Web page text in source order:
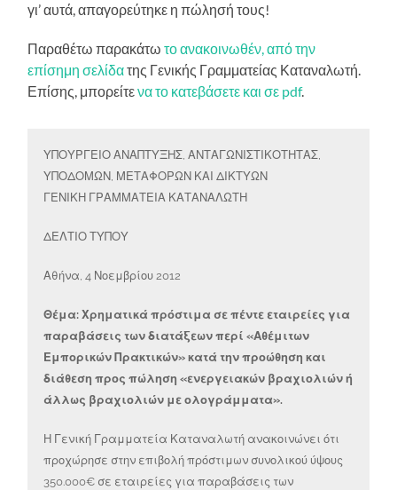
γι’ αυτά, απαγορεύτηκε η πώλησή τους!
Παραθέτω παρακάτωτο ανακοινωθέν, από την
επίσημη σελίδατης Γενικής Γραμματείας Καταναλωτή.
Επίσης, μπορείτενα το κατεβάσετε και σε pdf.
ΥΠΟΥΡΓΕΙΟ ΑΝΑΠΤΥΞΗΣ, ΑΝΤΑΓΩΝΙΣΤΙΚΟΤΗΤΑΣ,
ΥΠΟΔΟΜΩΝ, ΜΕΤΑΦΟΡΩΝ ΚΑΙ ΔΙΚΤΥΩΝ
ΓΕΝΙΚΗ ΓΡΑΜΜΑΤΕΙΑ ΚΑΤΑΝΑΛΩΤΗ
ΔΕΛΤΙΟ ΤΥΠΟΥ
Αθήνα, 4 Νοεμβρίου 2012
Θέμα: Χρηματικά πρόστιμα σε πέντε εταιρείες για
παραβάσεις των διατάξεων περί «Αθέμιτων
Εμπορικών Πρακτικών» κατά την προώθηση και
διάθεση προς πώληση «ενεργειακών βραχιολιών ή
άλλως βραχιολιών με ολογράμματα».
Η Γενική Γραμματεία Καταναλωτή ανακοινώνει ότι
προχώρησε στην επιβολή πρόστιμων συνολικού ύψους
350.000€ σε εταιρείες για παραβάσεις των